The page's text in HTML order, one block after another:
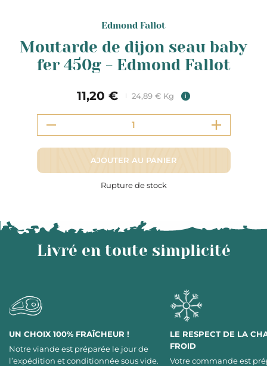
Edmond Fallot
Moutarde de dijon seau baby
fer 450g - Edmond Fallot
11,20 € 24,89 € Kg i
AJOUTER AU PANIER
Rupture de stock
Livré en toute simplicité
UN CHOIX 100% FRAÎCHEUR !
Notre viande est préparée le jour de
l’expédition et conditionnée sous vide.
LE RESPECT DE LA
FROID
Votre commande est